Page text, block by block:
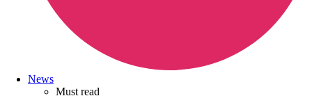
News
Must read